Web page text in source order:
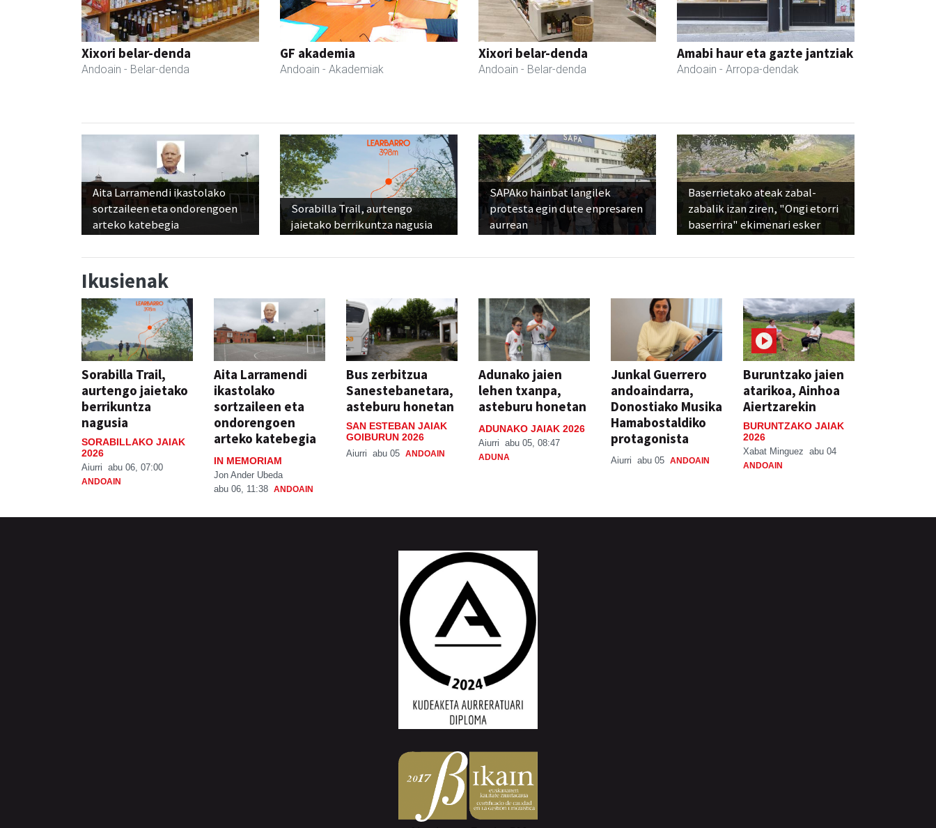
Xixori belar-denda
Andoain - Belar-denda
GF akademia
Andoain - Akademiak
Xixori belar-denda
Andoain - Belar-denda
Amabi haur eta gazte jantziak
Andoain - Arropa-dendak
Aita Larramendi ikastolako
sortzaileen eta ondorengoen
arteko katebegia
Sorabilla Trail, aurtengo
jaietako berrikuntza nagusia
SAPAko hainbat langilek
protesta egin dute enpresaren
aurrean
Baserrietako ateak zabal-
zabalik izan ziren, "Ongi etorri
baserrira" ekimenari esker
Ikusienak
Sorabilla Trail,
aurtengo jaietako
berrikuntza
nagusia
SORABILLAKO JAIAK
2026
Aiurri abu 06, 07:00
ANDOAIN
Aita Larramendi
ikastolako
sortzaileen eta
ondorengoen
arteko katebegia
IN MEMORIAM
Jon Ander Ubeda
abu 06, 11:38 ANDOAIN
Bus zerbitzua
Sanestebanetara,
asteburu honetan
SAN ESTEBAN JAIAK
GOIBURUN 2026
Aiurri abu 05 ANDOAIN
Adunako jaien
lehen txanpa,
asteburu honetan
ADUNAKO JAIAK 2026
Aiurri abu 05, 08:47
ADUNA
Junkal Guerrero
andoaindarra,
Donostiako Musika
Hamabostaldiko
protagonista
Aiurri abu 05 ANDOAIN
Buruntzako jaien
atarikoa, Ainhoa
Aiertzarekin
BURUNTZAKO JAIAK
2026
Xabat Minguez abu 04
ANDOAIN